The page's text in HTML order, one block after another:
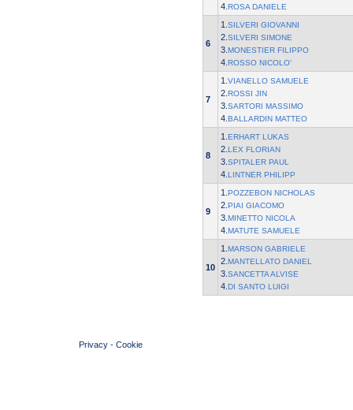
4. ROSA DANIELE
6
1. SILVERI GIOVANNI
2. SILVERI SIMONE
3. MONESTIER FILIPPO
4. ROSSO NICOLO'
7
1. VIANELLO SAMUELE
2. ROSSI JIN
3. SARTORI MASSIMO
4. BALLARDIN MATTEO
8
1. ERHART LUKAS
2. LEX FLORIAN
3. SPITALER PAUL
4. LINTNER PHILIPP
9
1. POZZEBON NICHOLAS
2. PIAI GIACOMO
3. MINETTO NICOLA
4. MATUTE SAMUELE
10
1. MARSON GABRIELE
2. MANTELLATO DANIEL
3. SANCETTA ALVISE
4. DI SANTO LUIGI
Privacy - Cookie